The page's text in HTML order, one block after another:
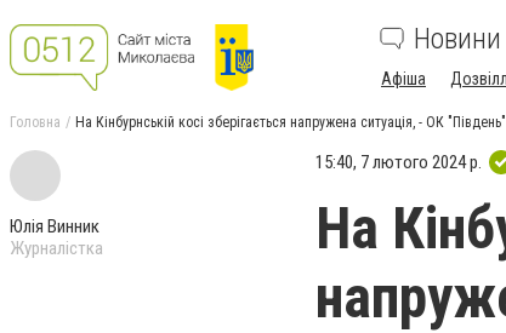
Новини
Афіша
Головна На Кінбурнській косі зберігається напружена ситуація, - ОК "Південь"
Юлія Винник
Журналістка
15:40, 7 лютого 2024 р.
На